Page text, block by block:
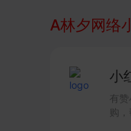
A林夕网络
小
有
购